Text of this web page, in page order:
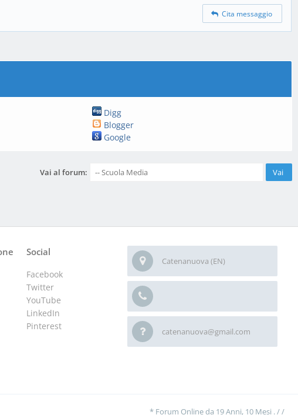
Cita messaggio
Digg
Blogger
Google
Vai al forum:
Catenanuova (EN)
catenanuova@gmail.com
Social
Facebook
Twitter
YouTube
LinkedIn
Pinterest
* Forum Online da 19 Anni, 10 Mesi . / /